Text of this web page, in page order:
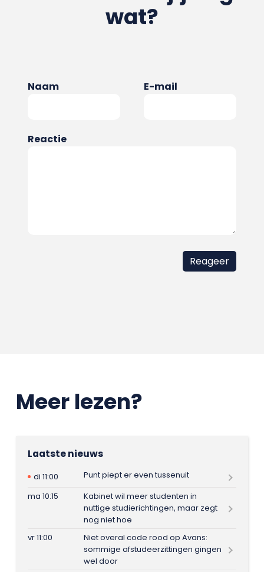
wat?
Naam E-mail
Reactie
Meer lezen?
Laatste nieuws
di 11:00
Punt piept er even tussenuit
ma 10:15
Kabinet wil meer studenten in
nuttige studierichtingen, maar zegt
nog niet hoe
vr 11:00
Niet overal code rood op Avans:
sommige afstudeerzittingen gingen
wel door